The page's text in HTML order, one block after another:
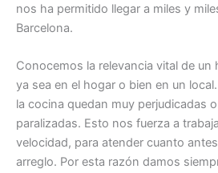
nos ha permitido llegar a miles y
Barcelona.
Conocemos la relevancia vital de un
ya sea en el hogar o bien en un
la cocina quedan muy perjudicadas
paralizadas. Esto nos fuerza a
velocidad, para atender cuanto
arreglo. Por esta razón damos